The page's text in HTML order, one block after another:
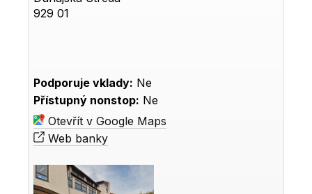
929 01
Podporuje vklady: Ne
Přístupný nonstop: Ne
Otevřít v Google Maps
Web banky